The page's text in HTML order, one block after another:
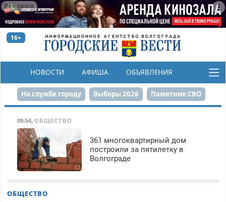
Реклама
16+
НОВОСТИ АФИША ОБЪЯВЛЕНИЯ
КОНКУРСЫ
На службе городу Выборы 2026 Памятник СВО
Набережная День Победы Реконструкция ЦПКиО
80-летие Победы Парк Героев-летчиков
09:54, ОБЩЕСТВО
361 многоквартирный дом
построили за пятилетку в
Волгограде
ОБЩЕСТВО